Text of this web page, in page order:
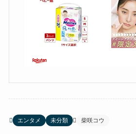
エンタメ 未分類 柴咲コウ